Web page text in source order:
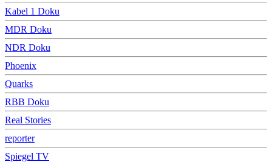
Kabel 1 Doku
MDR Doku
NDR Doku
Phoenix
Quarks
RBB Doku
Real Stories
reporter
Spiegel TV